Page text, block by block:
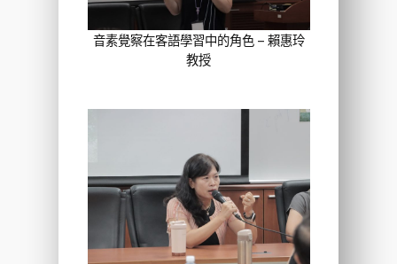
音素覺察在客語學習中的角色 – 賴惠玲
教授